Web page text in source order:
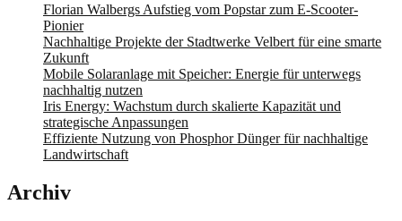
Florian Walbergs Aufstieg vom Popstar zum E-Scooter-
Pionier
Nachhaltige Projekte der Stadtwerke Velbert für eine smarte
Zukunft
Mobile Solaranlage mit Speicher: Energie für unterwegs
nachhaltig nutzen
Iris Energy: Wachstum durch skalierte Kapazität und
strategische Anpassungen
Effiziente Nutzung von Phosphor Dünger für nachhaltige
Landwirtschaft
Archiv